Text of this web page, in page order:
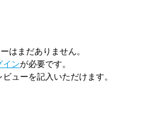
はまだありません。
インが必要です。
ビューを記入いただけます。